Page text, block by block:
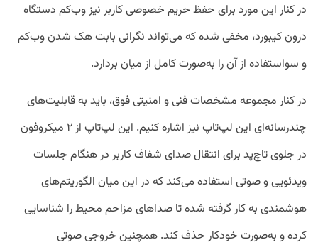
در کنار این مورد برای حفظ حریم خصوصی کاربر نیز وب‌کم دستگاه
درون کیبورد، مخفی شده که می‌‎تواند نگرانی بابت هک شدن وب‌کم
و سواستفاده از آن را به‌صورت کامل از میان بردارد.
در کنار مجموعه مشخصات فنی و امنیتی فوق، باید به قابلیت‌های
چندرسانه‌ای این لپ‌تاپ نیز اشاره کنیم. این لپ‌تاپ از ۲ میکروفون
در جلوی تاچ‌پد برای انتقال صدای شفاف کاربر در هنگام جلسات
ویدئویی و صوتی استفاده می‌کند که در این میان الگوریتم‌های
هوشمندی به کار گرفته شده تا صداهای مزاحم محیط را شناسایی
کرده و به‌صورت خودکار حذف کند. همچنین خروجی صوتی